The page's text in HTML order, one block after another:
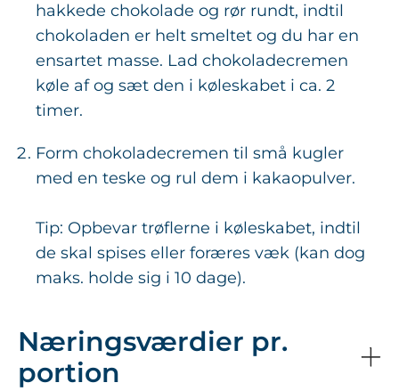
hakkede chokolade og rør rundt, indtil
chokoladen er helt smeltet og du har en
ensartet masse. Lad chokoladecremen
køle af og sæt den i køleskabet i ca. 2
timer.
Form chokoladecremen til små kugler
med en teske og rul dem i kakaopulver.
Tip: Opbevar trøflerne i køleskabet, indtil
de skal spises eller foræres væk (kan dog
maks. holde sig i 10 dage).
Næringsværdier pr.
portion